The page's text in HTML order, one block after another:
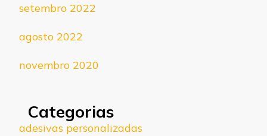
setembro 2022
agosto 2022
novembro 2020
Categorias
adesivas personalizadas